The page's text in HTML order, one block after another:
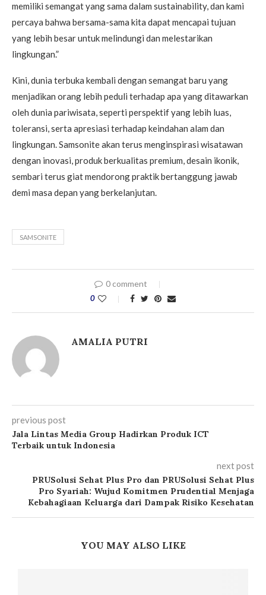
memiliki semangat yang sama dalam sustainability, dan kami
percaya bahwa bersama-sama kita dapat mencapai tujuan
yang lebih besar untuk melindungi dan melestarikan
lingkungan.”
Kini, dunia terbuka kembali dengan semangat baru yang
menjadikan orang lebih peduli terhadap apa yang ditawarkan
oleh dunia pariwisata, seperti perspektif yang lebih luas,
toleransi, serta apresiasi terhadap keindahan alam dan
lingkungan. Samsonite akan terus menginspirasi wisatawan
dengan inovasi, produk berkualitas premium, desain ikonik,
sembari terus giat mendorong praktik bertanggung jawab
demi masa depan yang berkelanjutan.
SAMSONITE
0 comment
0
AMALIA PUTRI
previous post
Jala Lintas Media Group Hadirkan Produk ICT
Terbaik untuk Indonesia
next post
PRUSolusi Sehat Plus Pro dan PRUSolusi Sehat Plus
Pro Syariah: Wujud Komitmen Prudential Menjaga
Kebahagiaan Keluarga dari Dampak Risiko Kesehatan
YOU MAY ALSO LIKE